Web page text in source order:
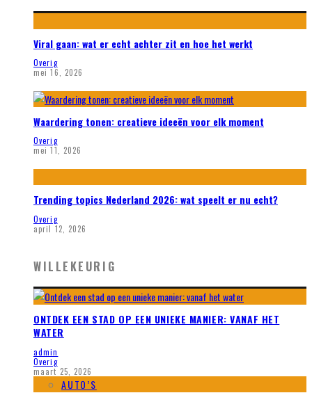
Viral gaan: wat er echt achter zit en hoe het werkt
Overig
mei 16, 2026
Waardering tonen: creatieve ideeën voor elk moment
Overig
mei 11, 2026
Trending topics Nederland 2026: wat speelt er nu echt?
Overig
april 12, 2026
WILLEKEURIG
ONTDEK EEN STAD OP EEN UNIEKE MANIER: VANAF HET
WATER
admin
Overig
maart 25, 2026
AUTO’S